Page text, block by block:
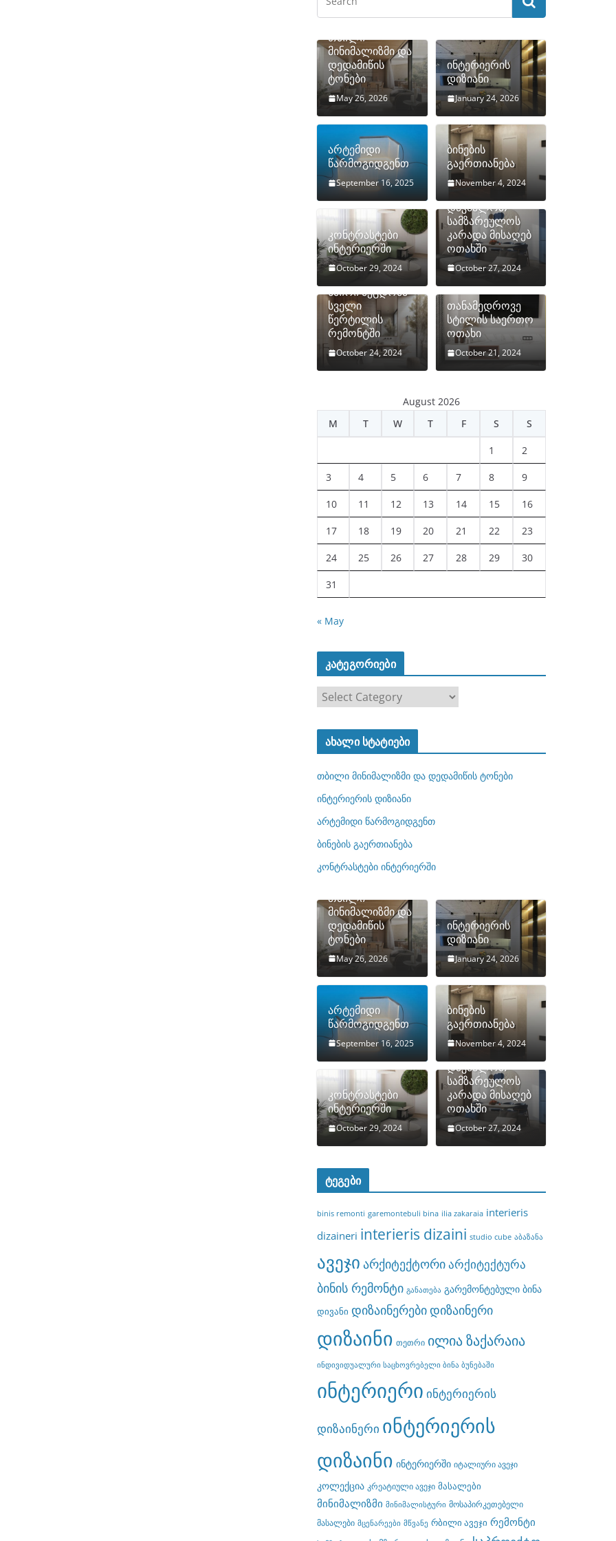
თბილი
მინიმალიზმი და
დედამიწის
ტონები
May 26, 2026
ინტერიერის
დიზიანი
January 24, 2026
არტემიდი
წარმოგიდგენთ
September 16, 2025
ბინების
გაერთიანება
November 4, 2024
კონტრასტები
ინტერიერში
October 29, 2024
როგორ
დავმალოთ
სამზარეულოს
კარადა მისაღებ
ოთახში
October 27, 2024
ხშირი შეცდომა
სველი
წერტილის
რემონტში
October 24, 2024
თანამედროვე
სტილის საერთო
ოთახი
October 21, 2024
August 2026
M
T W T F S S
1 2
3 4 5 6 7 8 9
10 11 12 13 14 15 16
17 18 19 20 21 22 23
24 25 26 27 28 29 30
31
« May
კატეგორიები
ტ
ო
რ
ბ
ი
ახალი სტატიები
თბილი მინიმალიზმი და დედამიწის ტონები
ინტერიერის დიზიანი
არტემიდი წარმოგიდგენთ
ბინების გაერთიანება
კონტრასტები ინტერიერში
თბილი
მინიმალიზმი და
დედამიწის
ტონები
May 26, 2026
ინტერიერის
დიზიანი
January 24, 2026
არტემიდი
წარმოგიდგენთ
September 16, 2025
ბინების
გაერთიანება
November 4, 2024
კონტრასტები
ინტერიერში
October 29, 2024
როგორ
დავმალოთ
სამზარეულოს
კარადა მისაღებ
ოთახში
October 27, 2024
ტეგები
binis remonti garemontebuli bina ilia zakaraia interieris
dizaineri interieris dizaini studio cube აბაზანა
ავეჯი არქიტექტორიარქიტექტურა
ბინის რემონტი განათება გარემონტებული ბინა
დივანი დიზაინერებიდიზაინერი
დიზაინი თეთრი ილია ზაქარაია
ინდივიდუალური საცხოვრებელი ბინა ბუნებაში
ინტერიერი ინტერიერის
დიზაინერი ინტერიერის
დიზაინი ინტერიერში იტალიური ავეჯი
კოლექცია კრეატიული ავეჯი მასალები
მინიმალიზმი მინიმალისტური მოსაპირკეთებელი
მასალები მცენარეები მწვანე რბილი ავეჯი რემონტი